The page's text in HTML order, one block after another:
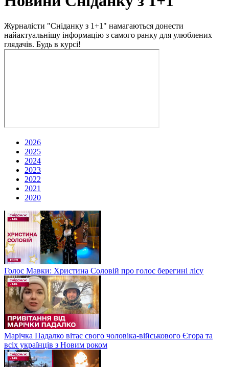
Журналісти "Сніданку з 1+1" намагаються донести
найактуальнішу інформацію з самого ранку для улюблених
глядачів. Будь в курсі!
2026
2025
2024
2023
2022
2021
2020
Голос Мавки: Христина Соловій про голос берегині лісу
Марічка Падалко вітає свого чоловіка-військового Єгора та
всіх українців з Новим роком